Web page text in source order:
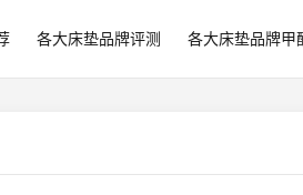
各大床垫品牌评测 各大床垫品牌甲